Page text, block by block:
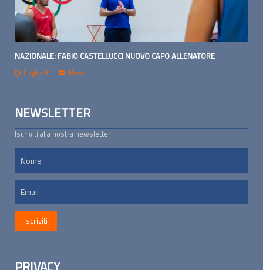
NAZIONALE: FABIO CASTELLUCCI NUOVO CAPO ALLENATORE
Luglio 31 News
NEWSLETTER
Iscriviti alla nostra newsletter